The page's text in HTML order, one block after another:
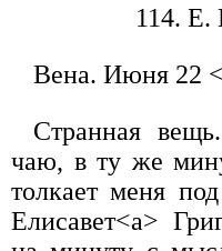
114. Е.
Вена. Июня 22
Странная
чаю, в ту же
толкает меня
Елисавет<а>